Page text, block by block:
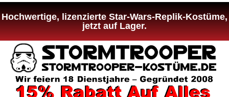
Hochwertige, lizenzierte Star-Wars-Replik-Kostüme,
jetzt auf Lager.